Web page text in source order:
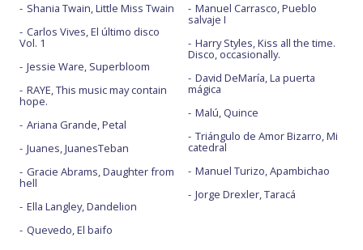
Shania Twain, Little Miss Twain
Carlos Vives, El último disco
Vol. 1
Jessie Ware, Superbloom
RAYE, This music may contain
hope.
Ariana Grande, Petal
Juanes, JuanesTeban
Gracie Abrams, Daughter from
hell
Ella Langley, Dandelion
Quevedo, El baifo
Manuel Carrasco, Pueblo
salvaje I
Harry Styles, Kiss all the time.
Disco, occasionally.
David DeMaría, La puerta
mágica
Malú, Quince
Triángulo de Amor Bizarro, Mi
catedral
Manuel Turizo, Apambichao
Jorge Drexler, Taracá